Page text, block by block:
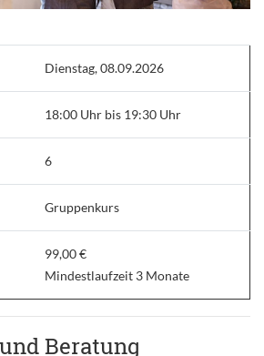
Dienstag, 08.09.2026
18:00 Uhr bis 19:30 Uhr
6
Gruppenkurs
99,00 €
Mindestlaufzeit 3 Monate
Beratung